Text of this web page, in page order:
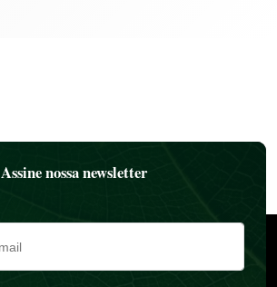
Assine nossa newsletter